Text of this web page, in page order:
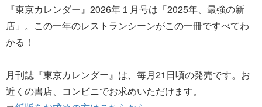
『東京カレンダー』2026年１月号は「2025年、最強の新
店」。この一年のレストランシーンがこの一冊ですべてわ
かる！
月刊誌『東京カレンダー』は、毎月21日頃の発売です。お
近くの書店、コンビニでお求めいただけます。